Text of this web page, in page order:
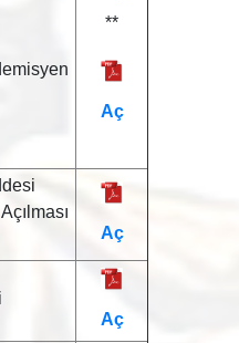
**
Aç
Aç
Aç